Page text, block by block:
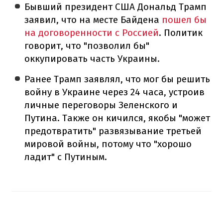
Бывший президент США Дональд Трамп
заявил, что на месте Байдена пошел бы
на договоренности с Россией. Политик
говорит, что "позволил бы"
оккупировать часть Украины.
Ранее Трамп заявлял, что мог бы решить
войну в Украине через 24 часа, устроив
личные переговоры Зеленского и
Путина. Также он кичился, якобы "может
предотвратить" развязывание третьей
мировой войны, потому что "хорошо
ладит" с Путиным.